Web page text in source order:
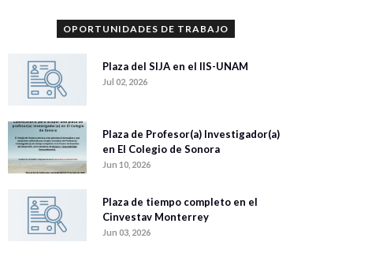
OPORTUNIDADES DE TRABAJO
Plaza del SIJA en el IIS-UNAM
Jul 02, 2026
Plaza de Profesor(a) Investigador(a)
en El Colegio de Sonora
Jun 10, 2026
Plaza de tiempo completo en el
Cinvestav Monterrey
Jun 03, 2026